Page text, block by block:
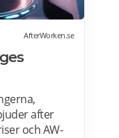
AfterWorken.se
after
och AW-